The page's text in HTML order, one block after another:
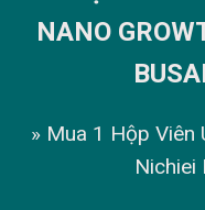
NANO
» Mua 1 Hộp Viên
Nichiei